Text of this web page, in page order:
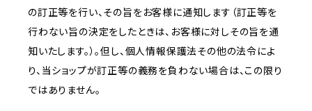
の訂正等を行い、その旨をお客様に通知します（訂正等を
行わない旨の決定をしたときは、お客様に対しその旨を通
知いたします。）。但し、個人情報保護法その他の法令によ
り、当ショップが訂正等の義務を負わない場合は、この限り
ではありません。